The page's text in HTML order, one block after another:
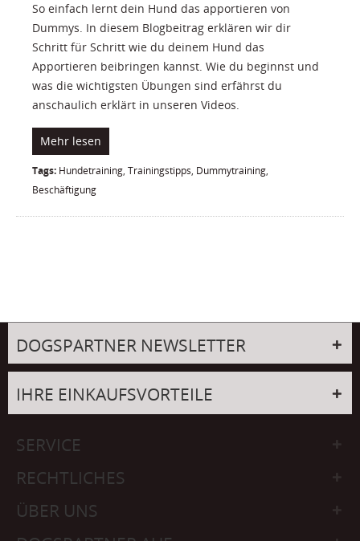
So einfach lernt dein Hund das apportieren von
Dummys. In diesem Blogbeitrag erklären wir dir
Schritt für Schritt wie du deinem Hund das
Apportieren beibringen kannst. Wie du beginnst und
was die wichtigsten Übungen sind erfährst du
anschaulich erklärt in unseren Videos.
Mehr lesen
Tags: Hundetraining, Trainingstipps, Dummytraining,
Beschäftigung
DOGSPARTNER NEWSLETTER
IHRE EINKAUFSVORTEILE
SERVICE
RECHTLICHES
ÜBER UNS